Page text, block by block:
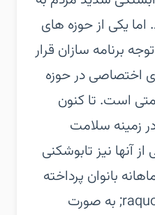
یکی از حوزه های
برنامه سازان قرار
اختصاصی در حوزه
است. تا کنون
زمینه سلامت
آنها نیز تابوشکنی
بانوان پرداخته
اند. برنامه laquo;ایمپوraquo; به صورت